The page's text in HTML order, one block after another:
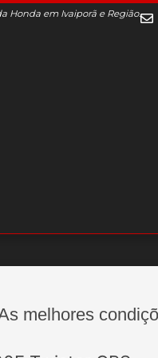
Honda em Ivaiporã e Região.
melhores